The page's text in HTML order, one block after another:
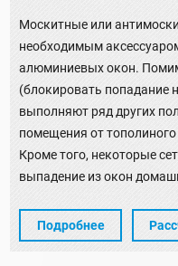
Москитные или
необходимым
алюминиевых окон.
(блокировать попадание
выполняют ряд других
помещения от
Кроме того, некоторые
выпадение из окон
Подробнее